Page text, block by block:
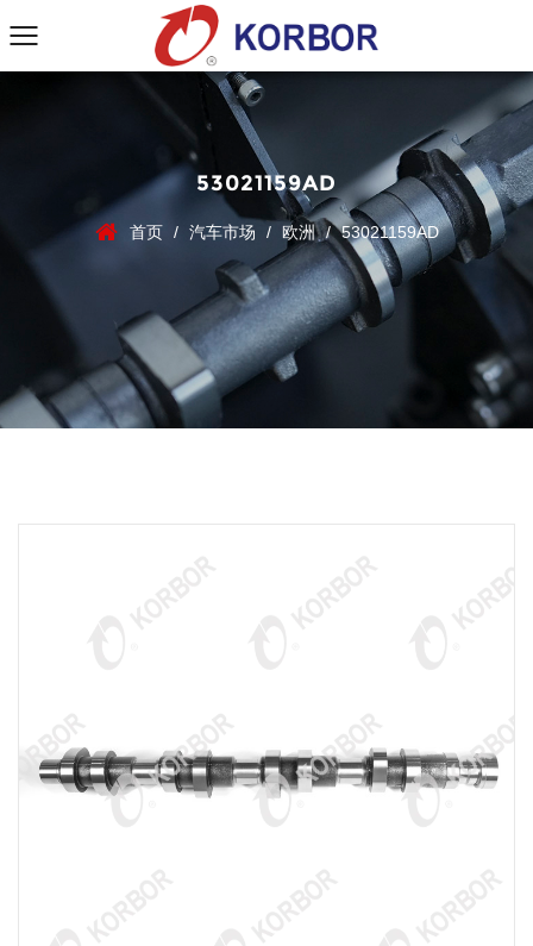
53021159AD
首页 / 汽车市场 / 欧洲 / 53021159AD